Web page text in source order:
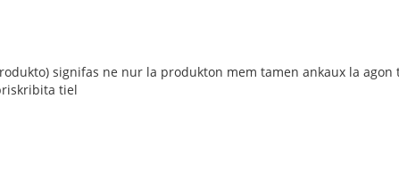
signifas ne nur la produkton mem tamen ankaux la
tiel